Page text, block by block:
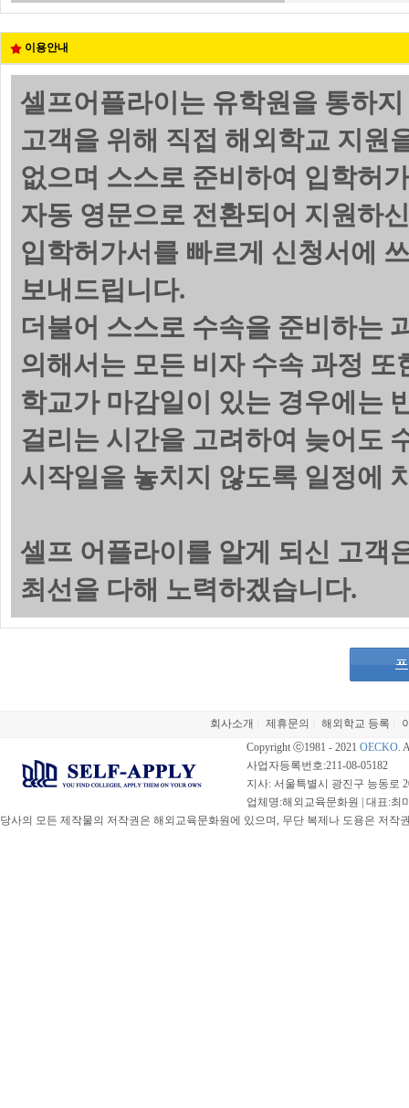
이용안내
셀프어플라이는 유학원을 통하
고객을 위해 직접 해외학교 지원
없으며 스스로 준비하여 입학허
자동 영문으로 전환되어 지원하
입학허가서를 빠르게 신청서에
보내드립니다.
더불어 스스로 수속을 준비하는
의해서는 모든 비자 수속 과정
학교가 마감일이 있는 경우에는
걸리는 시간을 고려하여 늦어도
시작일을 놓치지 않도록 일정에
셀프 어플라이를 알게 되신 고객
최선을 다해 노력하겠습니다.
회사소개 제휴문의 해외학교 등록
Copyright ⓒ1981 - 2021 OECKO.
사업자등록번호:211-08-05182
지사: 서울특별시 광진구 능동로
업체명:해외교육문화원 | 대표:최
당사의 모든 제작물의 저작권은 해외교육문화원에 있으며, 무단 복제나 도용은 저